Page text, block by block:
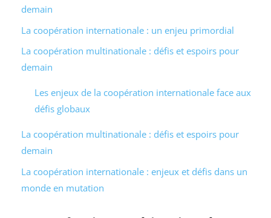
demain
La coopération internationale : un enjeu primordial
La coopération multinationale : défis et espoirs pour
demain
Les enjeux de la coopération internationale face aux
défis globaux
La coopération multinationale : défis et espoirs pour
demain
La coopération internationale : enjeux et défis dans un
monde en mutation